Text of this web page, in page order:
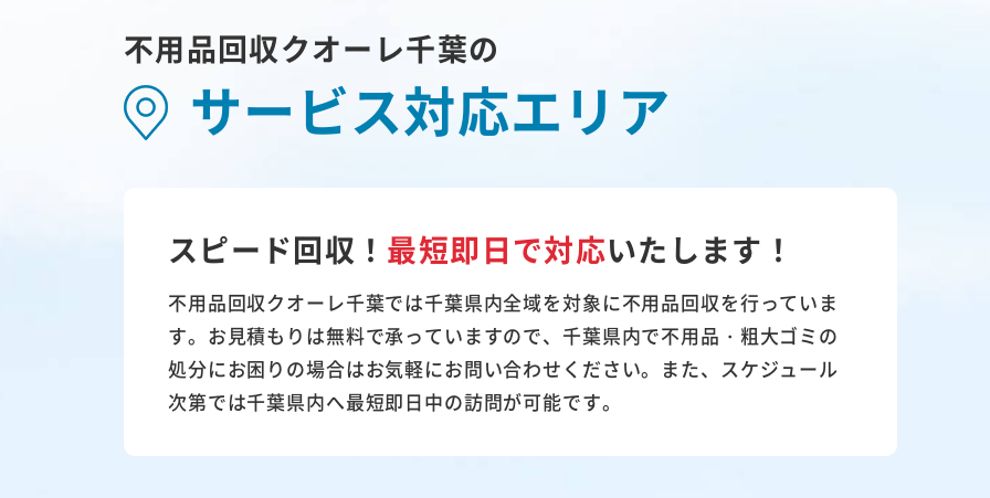
不用品回収クオーレ千葉の
サービス対応エリア
スピード回収！ 最短即日で対応いたします！
不用品回収クオーレ千葉では千葉県内全域を対象に不用品回収を行っていま
す。お見積もりは無料で承っていますので、千葉県内で不用品・粗大ゴミの
処分にお困りの場合はお気軽にお問い合わせください。また、スケジュール
次第では千葉県内へ最短即日中の訪問が可能です。